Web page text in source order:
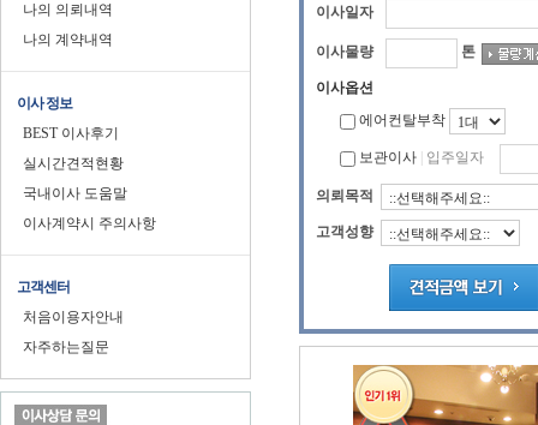
나의 의뢰내역
나의 계약내역
이사 정보
BEST 이사후기
실시간견적현황
국내이사 도움말
이사계약시 주의사항
고객센터
처음이용자안내
자주하는질문
이사일자
이사물량 톤
이사옵션
에어컨탈부착
보관이사 입주일자
의뢰목적
고객성향